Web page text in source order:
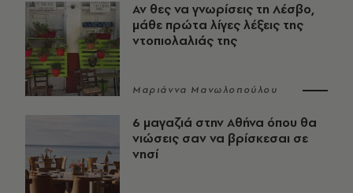
Αν θες να γνωρίσεις τη Λέσβο,
μάθε πρώτα λίγες λέξεις της
ντοπιολαλιάς της
Μαριάννα Μανωλοπούλου
6 μαγαζιά στην Αθήνα όπου θα
νιώσεις σαν να βρίσκεσαι σε
νησί